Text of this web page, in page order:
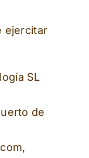
ejercitar
SL
de